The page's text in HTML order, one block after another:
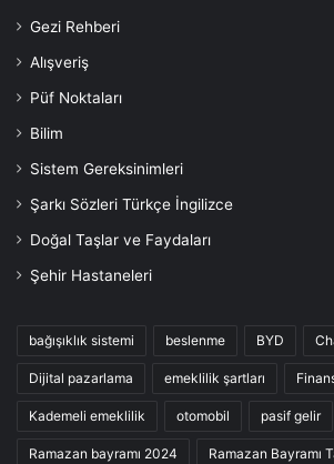
Gezi Rehberi
Alışveriş
Püf Noktaları
Bilim
Sistem Gereksinimleri
Şarkı Sözleri Türkçe İngilizce
Doğal Taşlar ve Faydaları
Şehir Hastaneleri
bağışıklık sistemi beslenme BYD
Dijital pazarlama emeklilik şartları
Kademeli emeklilik otomobil pasif gelir
Ramazan bayramı 2024 Ramazan Bayramı